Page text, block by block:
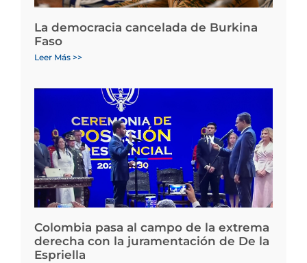
La democracia cancelada de Burkina
Faso
Leer Más >>
Colombia pasa al campo de la extrema
derecha con la juramentación de De la
Espriella